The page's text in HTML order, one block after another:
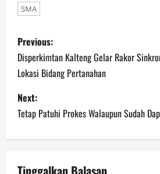
SMA
P
o
s
t
n
a
Previous:
Disperkimtan Kalteng Gelar Rakor
Lokasi Bidang Pertanahan
Next:
Tetap Patuhi Prokes Walaupun Sudah